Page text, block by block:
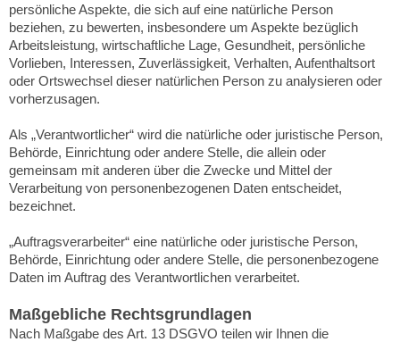
persönliche Aspekte, die sich auf eine natürliche Person
beziehen, zu bewerten, insbesondere um Aspekte bezüglich
Arbeitsleistung, wirtschaftliche Lage, Gesundheit, persönliche
Vorlieben, Interessen, Zuverlässigkeit, Verhalten, Aufenthaltsort
oder Ortswechsel dieser natürlichen Person zu analysieren oder
vorherzusagen.
Als „Verantwortlicher“ wird die natürliche oder juristische Person,
Behörde, Einrichtung oder andere Stelle, die allein oder
gemeinsam mit anderen über die Zwecke und Mittel der
Verarbeitung von personenbezogenen Daten entscheidet,
bezeichnet.
„Auftragsverarbeiter“ eine natürliche oder juristische Person,
Behörde, Einrichtung oder andere Stelle, die personenbezogene
Daten im Auftrag des Verantwortlichen verarbeitet.
Maßgebliche Rechtsgrundlagen
Nach Maßgabe des Art. 13 DSGVO teilen wir Ihnen die